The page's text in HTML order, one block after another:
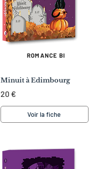
ROMANCE BI
Minuit à Edimbourg
20 €
Voir la fiche